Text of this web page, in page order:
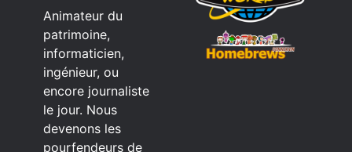
Animateur du
patrimoine,
informaticien,
ingénieur, ou
encore journaliste
le jour. Nous
devenons les
pourfendeurs de